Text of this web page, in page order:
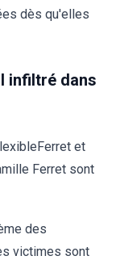
dès qu'elles
infiltré dans
et
Ferret sont
des
victimes sont